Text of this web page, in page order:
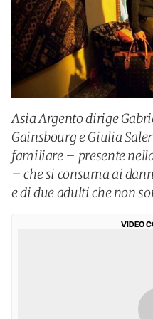
Asia Argento dirige
Gainsbourg e Giulia
familiare – presente
– che si consuma ai
e di due adulti che non
VIDEO